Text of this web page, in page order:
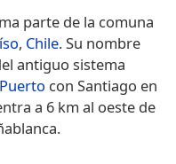
parte de la comuna
, Chile.​ Su nombre
antiguo sistema
con Santiago en
a 6 km al oeste de